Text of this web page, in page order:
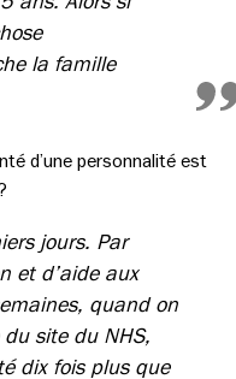
la famille
d’une personnalité est
jours. Par
et d’aide aux
quand on
site du NHS,
dix fois plus que